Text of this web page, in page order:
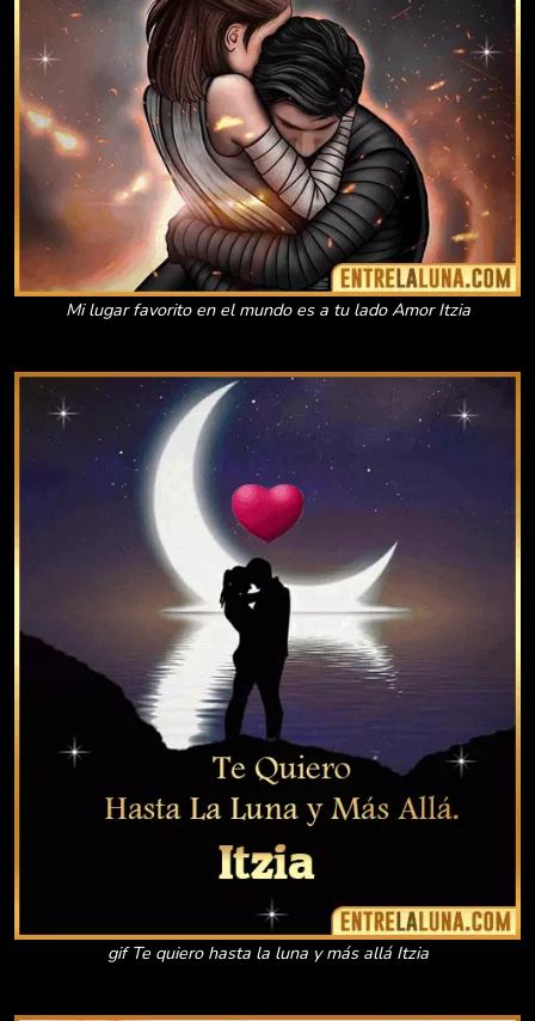
Mi lugar favorito en el mundo es a tu lado Amor Itzia
gif Te quiero hasta la luna y más allá Itzia